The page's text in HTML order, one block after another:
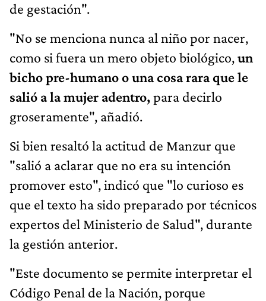
de gestación".
"No se menciona nunca al niño por nacer,
como si fuera un mero objeto biológico,un
bicho pre-humano o una cosa rara que le
salió a la mujer adentro,para decirlo
groseramente", añadió.
Si bien resaltó la actitud de Manzur que
"salió a aclarar que no era su intención
promover esto", indicó que "lo curioso es
que el texto ha sido preparado por técnicos
expertos del Ministerio de Salud", durante
la gestión anterior.
"Este documento se permite interpretar el
Código Penal de la Nación, porque